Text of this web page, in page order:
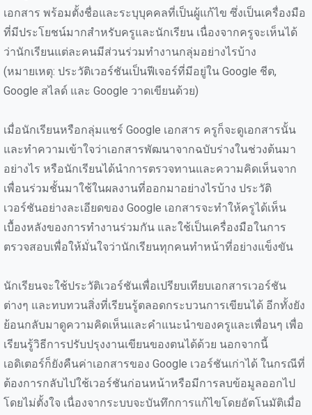
เอกสาร พร้อมตั้งชื่อและระบุบุคคลที่เป็นผู้แก้ไข ซึ่งเป็นเครื่องมือ
ที่มีประโยชน์มากสำหรับครูและนักเรียน เนื่องจากครูจะเห็นได้
ว่านักเรียนแต่ละคนมีส่วนร่วมทำงานกลุ่มอย่างไรบ้าง
(หมายเหตุ: ประวัติเวอร์ชันเป็นฟีเจอร์ที่มีอยู่ใน Google ชีต,
Google สไลด์ และ Google วาดเขียนด้วย)
เมื่อนักเรียนหรือกลุ่มแชร์ Google เอกสาร ครูก็จะดูเอกสารนั้น
และทำความเข้าใจว่าเอกสารพัฒนาจากฉบับร่างในช่วงต้นมา
อย่างไร หรือนักเรียนได้นำการตรวจทานและความคิดเห็นจาก
เพื่อนร่วมชั้นมาใช้ในผลงานที่ออกมาอย่างไรบ้าง ประวัติ
เวอร์ชันอย่างละเอียดของ Google เอกสารจะทำให้ครูได้เห็น
เบื้องหลังของการทำงานร่วมกัน และใช้เป็นเครื่องมือในการ
ตรวจสอบเพื่อให้มั่นใจว่านักเรียนทุกคนทำหน้าที่อย่างแข็งขัน
นักเรียนจะใช้ประวัติเวอร์ชันเพื่อเปรียบเทียบเอกสารเวอร์ชัน
ต่างๆ และทบทวนสิ่งที่เรียนรู้ตลอดกระบวนการเขียนได้ อีกทั้งยัง
ย้อนกลับมาดูความคิดเห็นและคำแนะนำของครูและเพื่อนๆ เพื่อ
เรียนรู้วิธีการปรับปรุงงานเขียนของตนได้ด้วย นอกจากนี้
เอดิเตอร์ก็ยังคืนค่าเอกสารของ Google เวอร์ชันเก่าได้ ในกรณีที่
ต้องการกลับไปใช้เวอร์ชันก่อนหน้าหรือมีการลบข้อมูลออกไป
โดยไม่ตั้งใจ เนื่องจากระบบจะบันทึกการแก้ไขโดยอัตโนมัติเมื่อ